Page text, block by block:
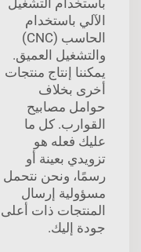
الآلي باستخدام
الحاسب (CNC)
والتشغيل العميق.
يمكننا إنتاج منتجات
أخرى بخلاف
حوامل مصابيح
القوارب. كل ما
عليك فعله هو
تزويدي بعينة أو
رسمًا، ونحن نتحمل
مسؤولية إرسال
المنتجات ذات أعلى
جودة إليك.